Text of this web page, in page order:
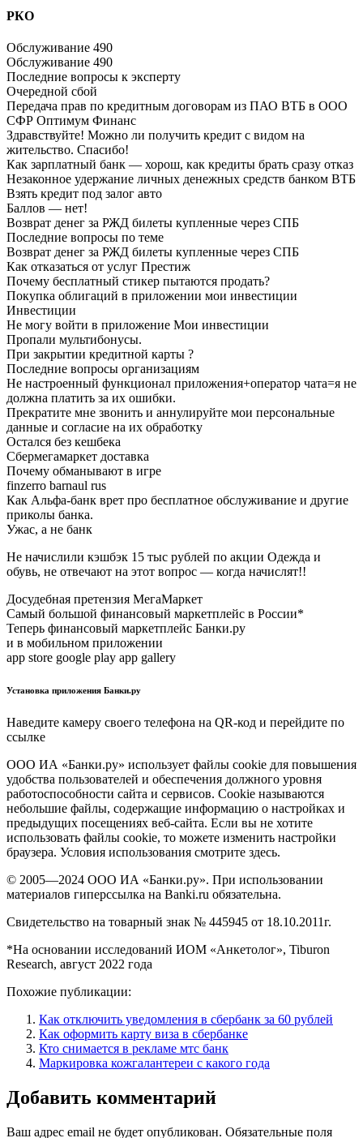
РКО
Обслуживание 490
Обслуживание 490
Последние вопросы к эксперту
Очередной сбой
Передача прав по кредитным договорам из ПАО ВТБ в ООО
СФР Оптимум Финанс
Здравствуйте! Можно ли получить кредит с видом на
жительство. Спасибо!
Как зарплатный банк — хорош, как кредиты брать сразу отказ
Незаконное удержание личных денежных средств банком ВТБ
Взять кредит под залог авто
Баллов — нет!
Возврат денег за РЖД билеты купленные через СПБ
Последние вопросы по теме
Возврат денег за РЖД билеты купленные через СПБ
Как отказаться от услуг Престиж
Почему бесплатный стикер пытаются продать?
Покупка облигаций в приложении мои инвестиции
Инвестиции
Не могу войти в приложение Мои инвестиции
Пропали мультибонусы.
При закрытии кредитной карты ?
Последние вопросы организациям
Не настроенный функционал приложения+оператор чата=я не
должна платить за их ошибки.
Прекратите мне звонить и аннулируйте мои персональные
данные и согласие на их обработку
Остался без кешбека
Сбермегамаркет доставка
Почему обманывают в игре
finzerro barnaul rus
Как Альфа-банк врет про бесплатное обслуживание и другие
приколы банка.
Ужас, а не банк
Не начислили кэшбэк 15 тыс рублей по акции Одежда и
обувь, не отвечают на этот вопрос — когда начислят!!
Досудебная претензия МегаМаркет
Самый большой финансовый маркетплейс в России*
Теперь финансовый маркетплейс Банки.ру
и в мобильном приложении
app store google play app gallery
Установка приложения Банки.ру
Наведите камеру своего телефона на QR-код и перейдите по
ссылке
ООО ИА «Банки.ру» использует файлы cookie для повышения
удобства пользователей и обеспечения должного уровня
работоспособности сайта и сервисов. Cookie называются
небольшие файлы, содержащие информацию о настройках и
предыдущих посещениях веб-сайта. Если вы не хотите
использовать файлы cookie, то можете изменить настройки
браузера. Условия использования смотрите здесь.
© 2005—2024 ООО ИА «Банки.ру». При использовании
материалов гиперссылка на Banki.ru обязательна.
Свидетельство на товарный знак № 445945 от 18.10.2011г.
*На основании исследований ИОМ «Анкетолог», Tiburon
Research, август 2022 года
Похожие публикации:
Как отключить уведомления в сбербанк за 60 рублей
Как оформить карту виза в сбербанке
Кто снимается в рекламе мтс банк
Маркировка кожгалантереи с какого года
Добавить комментарий
Ваш адрес email не будет опубликован. Обязательные поля